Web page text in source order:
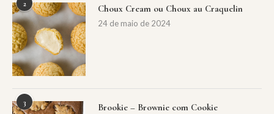
2 Choux Cream ou Choux au Craquelin
24 de maio de 2024
3 Brookie – Brownie com Cookie